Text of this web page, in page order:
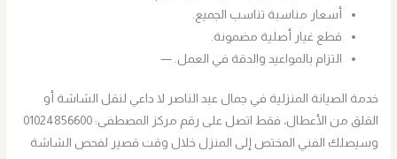
أسعار مناسبة تناسب الجميع.
قطع غيار أصلية مضمونة.
التزام بالمواعيد والدقة في العمل. —
خدمة الصيانة المنزلية في جمال عبد الناصر لا داعي لنقل الشاشة أو
القلق من الأعطال، فقط اتصل على رقم مركز المصطفى: 01024856600
وسيصلك الفني المختص إلى المنزل خلال وقت قصير لفحص الشاشة